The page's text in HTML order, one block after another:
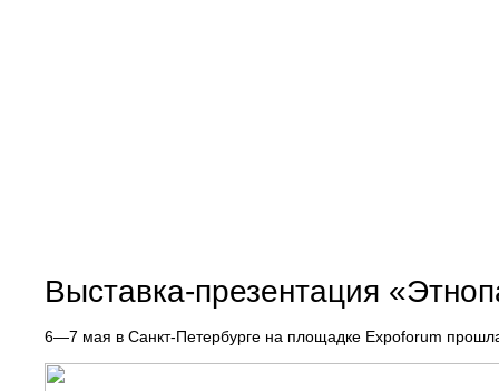
Выставка-презентация
6—7 мая в Санкт-Петербурге на площадке Expoforum